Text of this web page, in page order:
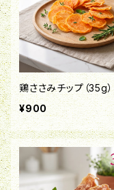
鶏ささみチップ（35g）
¥900